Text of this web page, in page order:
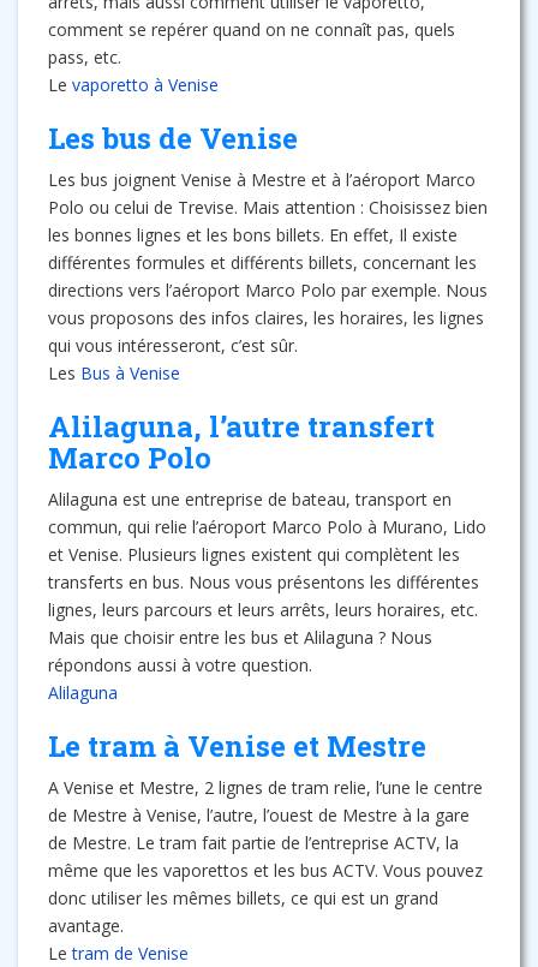
comment se repérer quand on ne connaît pas, quels
pass, etc.
Le vaporetto à Venise
Les bus de Venise
Les bus joignent Venise à Mestre et à l’aéroport Marco
Polo ou celui de Trevise. Mais attention : Choisissez bien
les bonnes lignes et les bons billets. En effet, Il existe
différentes formules et différents billets, concernant les
directions vers l’aéroport Marco Polo par exemple. Nous
vous proposons des infos claires, les horaires, les lignes
qui vous intéresseront, c’est sûr.
Les Bus à Venise
Alilaguna, l’autre transfert
Marco Polo
Alilaguna est une entreprise de bateau, transport en
commun, qui relie l’aéroport Marco Polo à Murano, Lido
et Venise. Plusieurs lignes existent qui complètent les
transferts en bus. Nous vous présentons les différentes
lignes, leurs parcours et leurs arrêts, leurs horaires, etc.
Mais que choisir entre les bus et Alilaguna ? Nous
répondons aussi à votre question.
Alilaguna
Le tram à Venise et Mestre
A Venise et Mestre, 2 lignes de tram relie, l’une le centre
de Mestre à Venise, l’autre, l’ouest de Mestre à la gare
de Mestre. Le tram fait partie de l’entreprise ACTV, la
même que les vaporettos et les bus ACTV. Vous pouvez
donc utiliser les mêmes billets, ce qui est un grand
avantage.
Letram de Venise